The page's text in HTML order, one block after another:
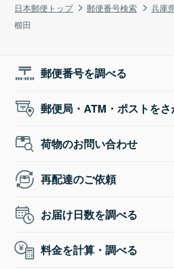
日本郵便トップ 郵便番号検索 兵庫
櫛田
郵便番号を調べる
郵便局・ATM・ポストを
荷物のお問い合わせ
再配達のご依頼
お届け日数を調べる
料金を計算・調べる